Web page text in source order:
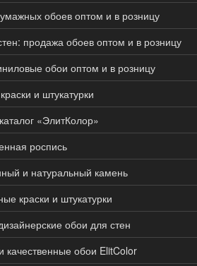
обоев оптом и в розницу
продажа обоев оптом и в розницу
обои оптом и в розницу
и штукатурки
«ЭлитКолор»
роспись
и натуральный камень
краски и штукатурки
обои для стен
качественные обои ElitColor